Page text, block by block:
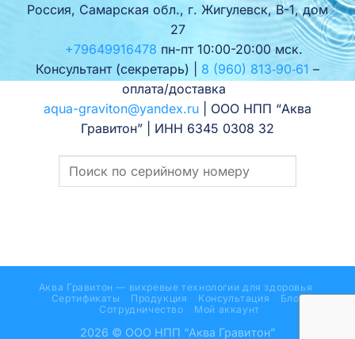
Россия, Самарская обл., г. Жигулевск, В-1, дом
27
+79649916478 пн-пт 10:00-20:00 мск.
Консультант (секретарь) | 8 (960) 813‑90‑61 –
оплата/доставка
aqua-graviton@yandex.ru | ООО НПП “Аква
Гравитон” | ИНН 6345 0308 32
Аква Гравитон — вихревые технологии для здоровья
Сертификаты
Продукция Консультация
Блог
Сотрудничество
Мой аккаунт
2026 © ООО НПП “Аква Гравитон”